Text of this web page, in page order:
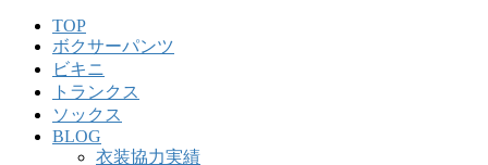
TOP
ボクサーパンツ
ビキニ
トランクス
ソックス
BLOG
衣装協力実績